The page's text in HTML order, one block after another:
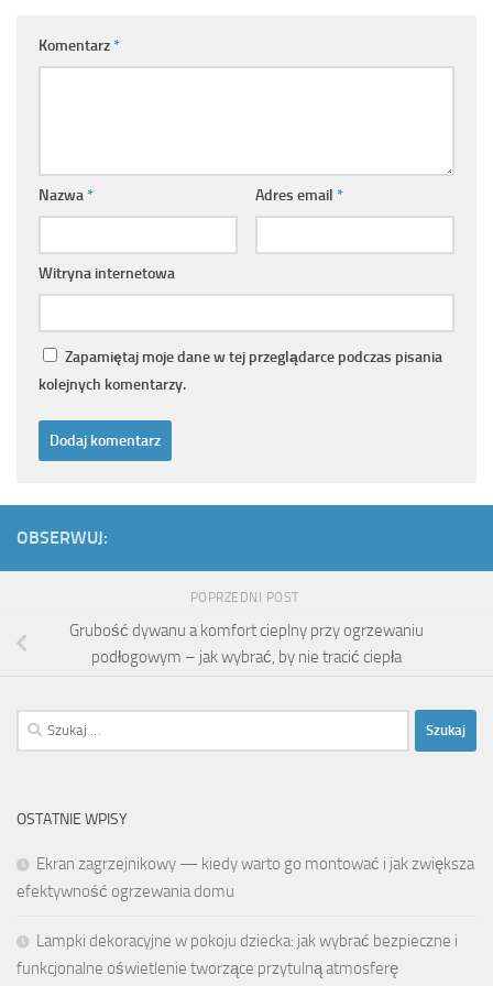
Komentarz*
Nazwa* Adres email *
Witryna internetowa
Zapamiętaj moje dane w tej przeglądarce podczas pisania
kolejnych komentarzy.
OBSERWUJ:
POPRZEDNI POST
Grubość dywanu a komfort cieplny przy ogrzewaniu
podłogowym – jak wybrać, by nie tracić ciepła
Szukaj:
OSTATNIE WPISY
Ekran zagrzejnikowy — kiedy warto go montować i jak zwiększa
efektywność ogrzewania domu
Lampki dekoracyjne w pokoju dziecka: jak wybrać bezpieczne i
funkcjonalne oświetlenie tworzące przytulną atmosferę